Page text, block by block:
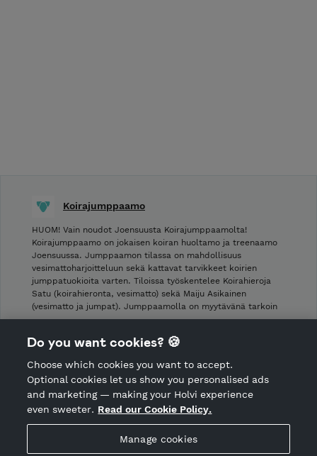
Hosted by Holvi
Holvi Payment Services Ltd is regulated by the Financial
Koirajumppaamo
HUOM! Vain noudot Joensuusta Koirajumppaamolta!
Koirajumppaamo on jokaisen koiran huoltamo ja treenaamo
Joensuussa. Jumppaamon tilassa on mahdollisuus
vesimattoharjoitteluun sekä kattavat tarvikkeet koirien
jumppatuokioita varten. Tiloissa työskentelee Koirahieroja
Satu (koirahieronta, vesimatto) sekä Maiju Asikainen
(vesimatto ja jumpat). Jumppaamolla on myytävänä tarkoin
…
Shop Terms and Conditions
CANCEL ORDER
Do you want cookies? 🍪
Choose which cookies you want to accept.
Optional cookies let us show you personalised ads
and marketing — making your Holvi experience
even sweeter. Read our Cookie Policy.
Manage cookies